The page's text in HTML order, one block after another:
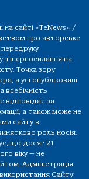
на сайті «TeNews» /
про авторське
передруку
гіперпосилання на
Точка зору
а усі опубліковані
відповідає за
а також може не
сайту в
роль носія.
що досяг 21-
віку — не
Адміністрація
використання Сайту